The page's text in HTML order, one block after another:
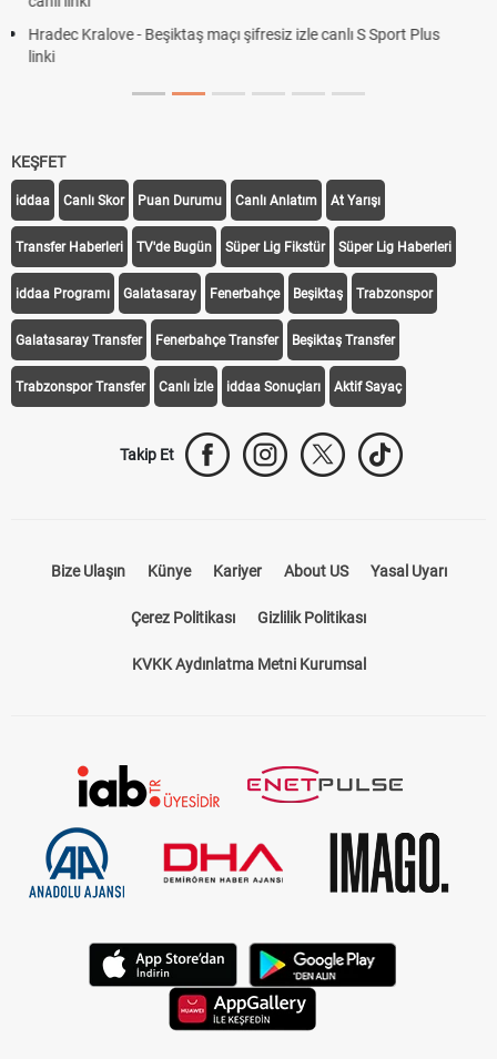
şifresiz izle canlı S Sport Plus
KEŞFET
iddaa Canlı Skor Puan Durumu Canlı Anlatım At Yarışı
Transfer Haberleri TV'de Bugün Süper Lig Fikstür Süper Lig Haberleri
iddaa Programı Galatasaray Fenerbahçe Beşiktaş Trabzonspor
Galatasaray Transfer Fenerbahçe Transfer Beşiktaş Transfer
Trabzonspor Transfer Canlı İzle iddaa Sonuçları Aktif Sayaç
Takip Et
Bize Ulaşın Künye Kariyer About US Yasal Uyarı
Çerez Politikası Gizlilik Politikası
KVKK Aydınlatma Metni Kurumsal